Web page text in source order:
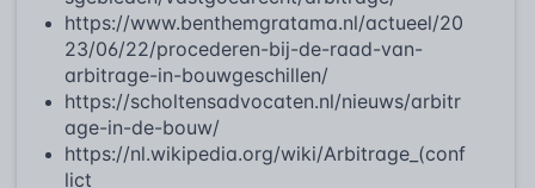
https://www.benthemgratama.nl/actueel/20
23/06/22/procederen-bij-de-raad-van-
arbitrage-in-bouwgeschillen/
https://scholtensadvocaten.nl/nieuws/arbitr
age-in-de-bouw/
https://nl.wikipedia.org/wiki/Arbitrage_(conf
lict